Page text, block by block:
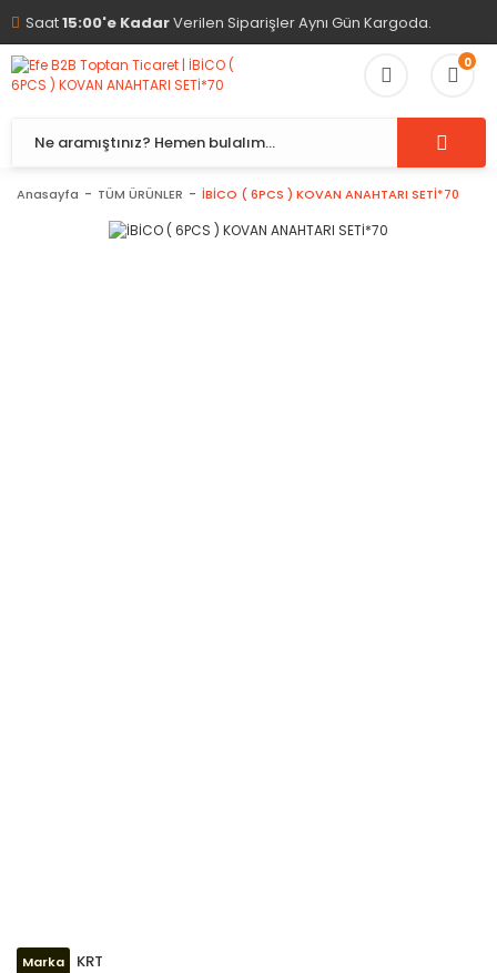
Saat15:00'e KadarVerilen Siparişler Aynı Gün Kargoda.
0
Anasayfa TÜM ÜRÜNLER İBİCO ( 6PCS ) KOVAN ANAHTARI SETİ*70
Marka KRT